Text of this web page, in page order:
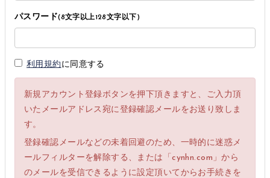
パスワード(8文字以上128文字以下)
利用規約 に同意する
新規アカウント登録ボタンを押下頂きますと、ご入力頂
いたメールアドレス宛に登録確認メールをお送り致しま
す。
登録確認メールなどの未着回避のため、一時的に迷惑メ
ールフィルターを解除する、または「cynhn.com」から
のメールを受信できるように設定頂いてからお手続きを